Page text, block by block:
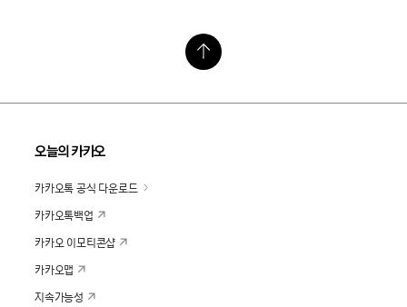
오늘의 카카오
카카오톡 공식 다운로드
카카오톡백업
카카오 이모티콘샵
카카오맵
지속가능성